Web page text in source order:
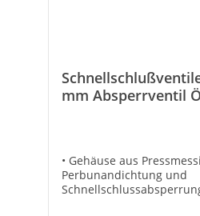
mm Absperrventil
• Gehäuse aus
Perbunandichtung und